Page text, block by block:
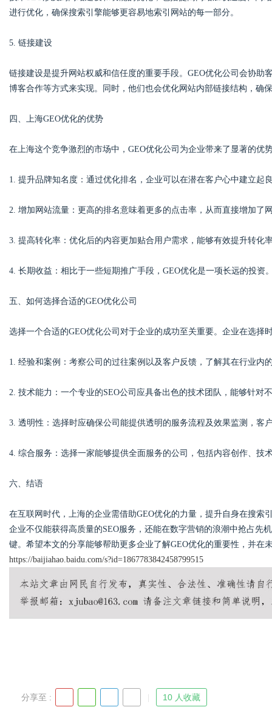
进行优化，确保搜索引擎能够更容易地索引网站的每一部分。
5. 链接建设
链接建设是提升网站权威和信任度的重要手段。GEO优化公司会协
博客合作等方式来实现。同时，他们也会优化网站内部链接结构，确
四、上海GEO优化的优势
在上海这个竞争激烈的市场中，GEO优化公司为企业带来了显著的优
1. 提升品牌知名度：通过优化排名，企业可以在潜在客户心中建立起
2. 增加网站流量：更高的排名意味着更多的点击率，从而直接增加了
3. 提高转化率：优化后的内容更加贴合用户需求，能够有效提升转化
4. 长期收益：相比于一些短期推广手段，GEO优化是一项长远的投
五、如何选择合适的GEO优化公司
选择一个合适的GEO优化公司对于企业的成功至关重要。企业在选择
1. 经验和案例：考察公司的过往案例以及客户反馈，了解其在行业内
2. 技术能力：一个专业的SEO公司应具备出色的技术团队，能够针对
3. 透明性：选择时应确保公司能提供透明的服务流程及效果监测，客
4. 综合服务：选择一家能够提供全面服务的公司，包括内容创作、技
六、结语
在互联网时代，上海的企业需借助GEO优化的力量，提升自身在搜索
企业不仅能获得高质量的SEO服务，还能在数字营销的浪潮中抢占先
键。希望本文的分享能够帮助更多企业了解GEO优化的重要性，并在
https://baijiahao.baidu.com/s?id=1867783842458799515
分享至 : 10 人收藏